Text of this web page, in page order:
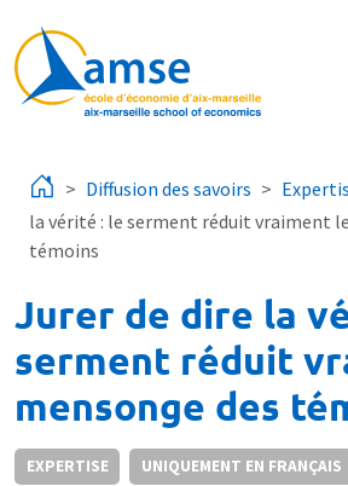
Diffusion des savoirs
la vérité : le serment réduit vraiment
témoins
Jurer de dire la
serment réduit
mensonge des
EXPERTISE UNIQUEMENT EN FRANÇAIS